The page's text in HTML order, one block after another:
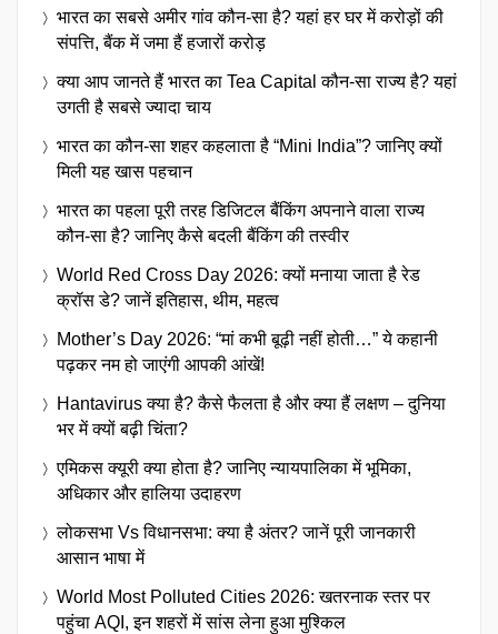
भारत का सबसे अमीर गांव कौन-सा है? यहां हर घर में करोड़ों की
संपत्ति, बैंक में जमा हैं हजारों करोड़
क्या आप जानते हैं भारत का Tea Capital कौन-सा राज्य है? यहां
उगती है सबसे ज्यादा चाय
भारत का कौन-सा शहर कहलाता है “Mini India”? जानिए क्यों
मिली यह खास पहचान
भारत का पहला पूरी तरह डिजिटल बैंकिंग अपनाने वाला राज्य
कौन-सा है? जानिए कैसे बदली बैंकिंग की तस्वीर
World Red Cross Day 2026: क्यों मनाया जाता है रेड
क्रॉस डे? जानें इतिहास, थीम, महत्व
Mother’s Day 2026: “मां कभी बूढ़ी नहीं होती…” ये कहानी
पढ़कर नम हो जाएंगी आपकी आंखें!
Hantavirus क्या है? कैसे फैलता है और क्या हैं लक्षण – दुनिया
भर में क्यों बढ़ी चिंता?
एमिकस क्यूरी क्या होता है? जानिए न्यायपालिका में भूमिका,
अधिकार और हालिया उदाहरण
लोकसभा Vs विधानसभा: क्या है अंतर? जानें पूरी जानकारी
आसान भाषा में
World Most Polluted Cities 2026: खतरनाक स्तर पर
पहुंचा AQI, इन शहरों में सांस लेना हुआ मुश्किल